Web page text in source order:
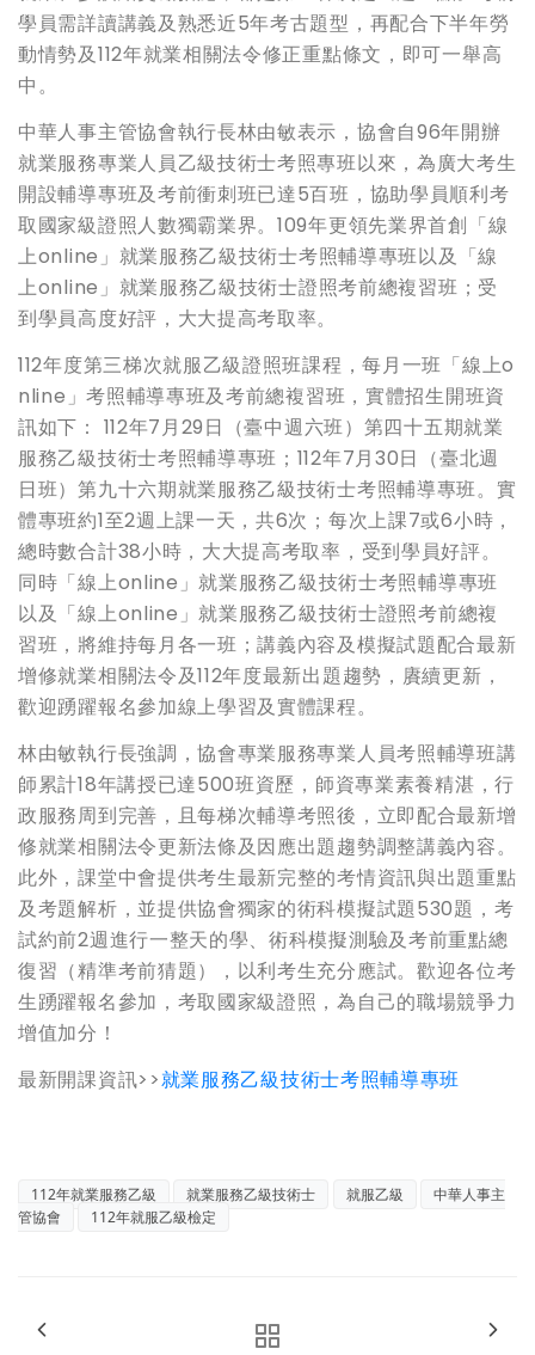
學員需詳讀講義及熟悉近5年考古題型，再配合下半年勞
動情勢及112年就業相關法令修正重點條文，即可一舉高
中。
中華人事主管協會執行長林由敏表示，協會自96年開辦
就業服務專業人員乙級技術士考照專班以來，為廣大考生
開設輔導專班及考前衝刺班已達5百班，協助學員順利考
取國家級證照人數獨霸業界。109年更領先業界首創「線
上online」就業服務乙級技術士考照輔導專班以及「線
上online」就業服務乙級技術士證照考前總複習班；受
到學員高度好評，大大提高考取率。
112年度第三梯次就服乙級證照班課程，每月一班「線上o
nline」考照輔導專班及考前總複習班，實體招生開班資
訊如下： 112年7月29日（臺中週六班）第四十五期就業
服務乙級技術士考照輔導專班；112年7月30日（臺北週
日班）第九十六期就業服務乙級技術士考照輔導專班。實
體專班約1至2週上課一天，共6次；每次上課7或6小時，
總時數合計38小時，大大提高考取率，受到學員好評。
同時「線上online」就業服務乙級技術士考照輔導專班
以及「線上online」就業服務乙級技術士證照考前總複
習班，將維持每月各一班；講義內容及模擬試題配合最新
增修就業相關法令及112年度最新出題趨勢，賡續更新，
歡迎踴躍報名參加線上學習及實體課程。
林由敏執行長強調，協會專業服務專業人員考照輔導班講
師累計18年講授已達500班資歷，師資專業素養精湛，行
政服務周到完善，且每梯次輔導考照後，立即配合最新增
修就業相關法令更新法條及因應出題趨勢調整講義內容。
此外，課堂中會提供考生最新完整的考情資訊與出題重點
及考題解析，並提供協會獨家的術科模擬試題530題，考
試約前2週進行一整天的學、術科模擬測驗及考前重點總
復習（精準考前猜題），以利考生充分應試。歡迎各位考
生踴躍報名參加，考取國家級證照，為自己的職場競爭力
增值加分！
最新開課資訊>>就業服務乙級技術士考照輔導專班
112年就業服務乙級 就業服務乙級技術士 就服乙級
中華人事主
管協會
112年就服乙級檢定